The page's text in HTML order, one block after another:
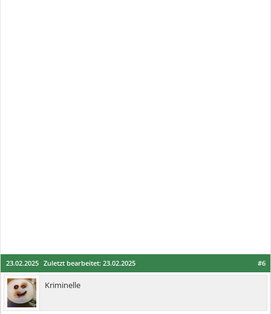
#6
23.02.2025 Zuletzt bearbeitet: 23.02.2025
Kriminelle